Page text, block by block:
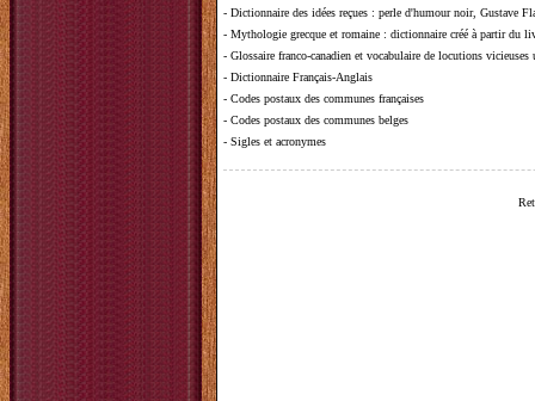
- Dictionnaire des idées reçues : perle d'humour noir, Gustave
- Mythologie grecque et romaine : dictionnaire créé à partir du
- Glossaire franco-canadien et vocabulaire de locutions vicieuses
- Dictionnaire Français-Anglais
- Codes postaux des communes françaises
- Codes postaux des communes belges
- Sigles et acronymes